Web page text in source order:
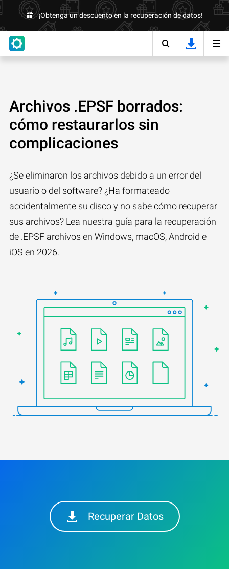
¡Obtenga un descuento en la recuperación de datos!
Archivos .EPSF borrados:
cómo restaurarlos sin
complicaciones
¿Se eliminaron los archivos debido a un error del
usuario o del software? ¿Ha formateado
accidentalmente su disco y no sabe cómo recuperar
sus archivos? Lea nuestra guía para la recuperación
de .EPSF archivos en Windows, macOS, Android e
iOS en 2026.
Recuperar Datos